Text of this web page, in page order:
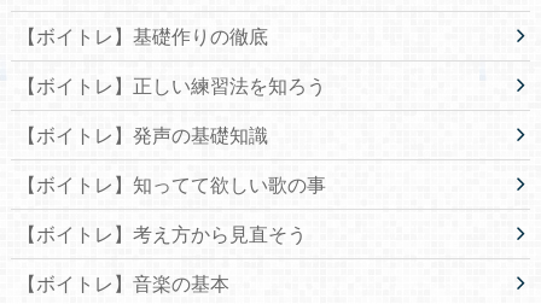
【ボイトレ】基礎作りの徹底
【ボイトレ】正しい練習法を知ろう
【ボイトレ】発声の基礎知識
【ボイトレ】知ってて欲しい歌の事
【ボイトレ】考え方から見直そう
【ボイトレ】音楽の基本